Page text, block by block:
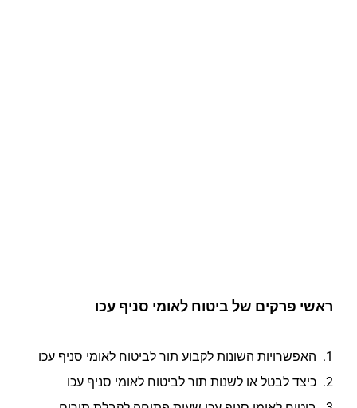
ראשי פרקים של ביטוח לאומי סניף עכו
האפשרויות השונות לקבוע תור לביטוח לאומי סניף עכו
כיצד לבטל או לשנות תור לביטוח לאומי סניף עכו